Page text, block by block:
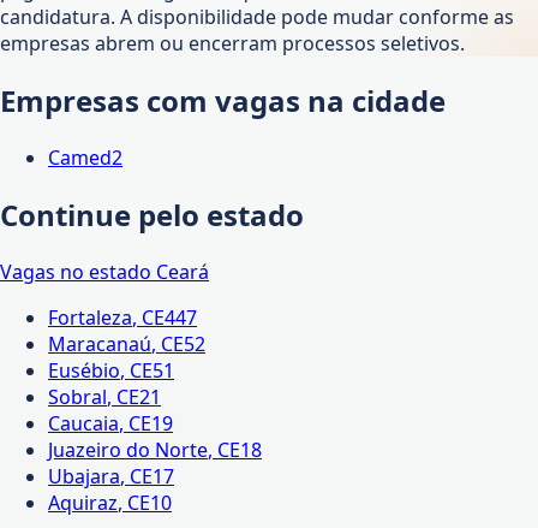
candidatura. A disponibilidade pode mudar conforme as
empresas abrem ou encerram processos seletivos.
Empresas com vagas na cidade
Camed2
Continue pelo estado
Vagas no estado Ceará
Fortaleza, CE447
Maracanaú, CE52
Eusébio, CE51
Sobral, CE21
Caucaia, CE19
Juazeiro do Norte, CE18
Ubajara, CE17
Aquiraz, CE10